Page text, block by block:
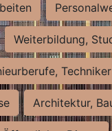
Weiterbildung,
Techniker
Architektur,